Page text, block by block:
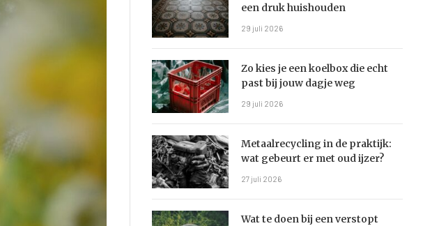
een druk huishouden
29 juli 2026
Zo kies je een koelbox die echt
past bij jouw dagje weg
29 juli 2026
Metaalrecycling in de praktijk:
wat gebeurt er met oud ijzer?
27 juli 2026
Wat te doen bij een verstopt